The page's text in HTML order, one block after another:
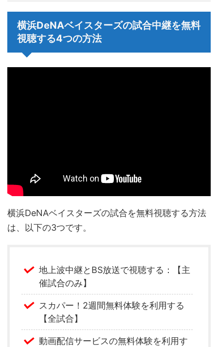
横浜DeNAベイスターズの試合中継を無料
視聴する4つの方法
横浜DeNAベイスターズの試合を無料視聴する方法
は、以下の3つです。
地上波中継とBS放送で視聴する：【主
催試合のみ】
スカパー！2週間無料体験を利用する
【全試合】
動画配信サービスの無料体験を利用す